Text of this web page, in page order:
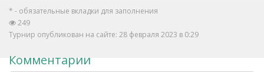
* - обязательные вкладки для заполнения
249
Турнир опубликован на сайте: 28 февраля 2023 в 0:29
Комментарии